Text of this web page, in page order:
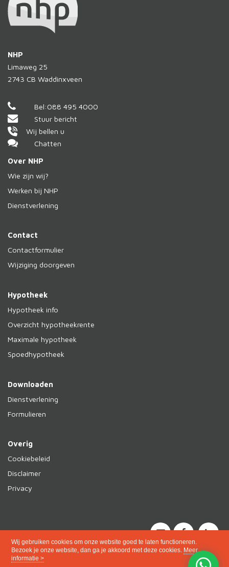
Wij gebruiken cookies om onze website goed te laten functioneren.
Bezoek je onze website, dan ga je akkoord met deze cookies. Meer
informatie >
NHP
Limaweg 25
2743 CB Waddinxveen
Bel:088 495 4000
Stuur bericht
Wij bellen u
Chatten
Over NHP
Wie zijn wij?
Werken bij NHP
Dienstverlening
Contact
Contactformulier
Wijziging doorgeven
Hypotheek
Hypotheek info
Overzicht hypotheekrente
Maximale hypotheek
Spoedhypotheek
Downloaden
Dienstverlening
Formulieren
Overig
Cookiebeleid
Disclaimer
Privacy